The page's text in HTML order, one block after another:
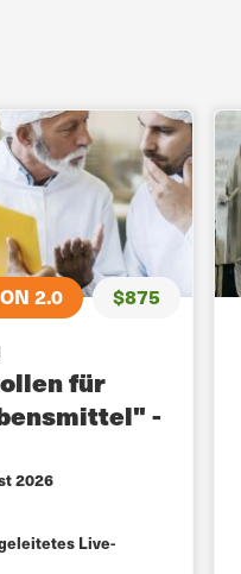
2.0 $875
für
-
2026
Live-